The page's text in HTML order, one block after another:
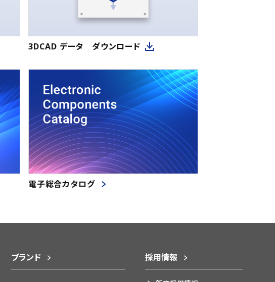
3DCAD データ ダウンロード
電子総合カタログ
ブランド 採用情報